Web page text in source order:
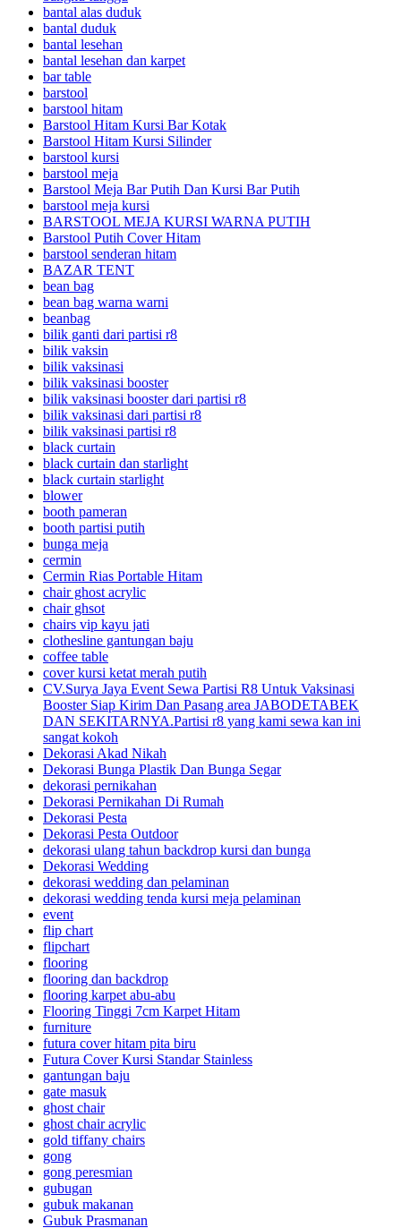
bantal alas duduk
bantal duduk
bantal lesehan
bantal lesehan dan karpet
bar table
barstool
barstool hitam
Barstool Hitam Kursi Bar Kotak
Barstool Hitam Kursi Silinder
barstool kursi
barstool meja
Barstool Meja Bar Putih Dan Kursi Bar Putih
barstool meja kursi
BARSTOOL MEJA KURSI WARNA PUTIH
Barstool Putih Cover Hitam
barstool senderan hitam
BAZAR TENT
bean bag
bean bag warna warni
beanbag
bilik ganti dari partisi r8
bilik vaksin
bilik vaksinasi
bilik vaksinasi booster
bilik vaksinasi booster dari partisi r8
bilik vaksinasi dari partisi r8
bilik vaksinasi partisi r8
black curtain
black curtain dan starlight
black curtain starlight
blower
booth pameran
booth partisi putih
bunga meja
cermin
Cermin Rias Portable Hitam
chair ghost acrylic
chair ghsot
chairs vip kayu jati
clothesline gantungan baju
coffee table
cover kursi ketat merah putih
CV.Surya Jaya Event Sewa Partisi R8 Untuk Vaksinasi
Booster Siap Kirim Dan Pasang area JABODETABEK
DAN SEKITARNYA.Partisi r8 yang kami sewa kan ini
sangat kokoh
Dekorasi Akad Nikah
Dekorasi Bunga Plastik Dan Bunga Segar
dekorasi pernikahan
Dekorasi Pernikahan Di Rumah
Dekorasi Pesta
Dekorasi Pesta Outdoor
dekorasi ulang tahun backdrop kursi dan bunga
Dekorasi Wedding
dekorasi wedding dan pelaminan
dekorasi wedding tenda kursi meja pelaminan
event
flip chart
flipchart
flooring
flooring dan backdrop
flooring karpet abu-abu
Flooring Tinggi 7cm Karpet Hitam
furniture
futura cover hitam pita biru
Futura Cover Kursi Standar Stainless
gantungan baju
gate masuk
ghost chair
ghost chair acrylic
gold tiffany chairs
gong
gong peresmian
gubugan
gubuk makanan
Gubuk Prasmanan